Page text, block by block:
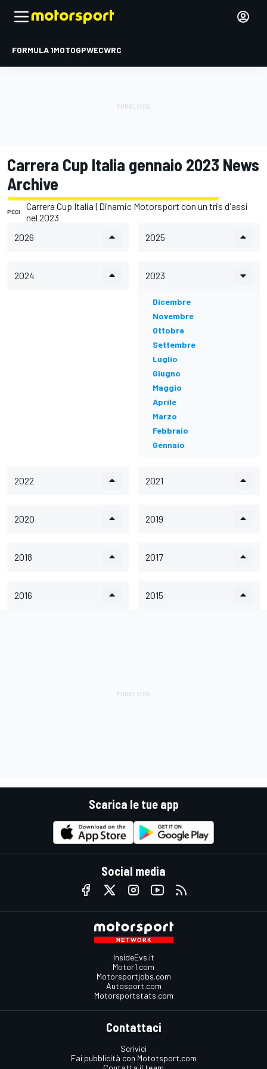
FORMULA 1MOTOGPWECWRC
Carrera Cup Italia gennaio 2023 News
Archive
PCCI
Carrera Cup Italia | Dinamic Motorsport con un tris d'assi
nel 2023
2026
2025
2024 2023
Dicembre
Novembre
Ottobre
Settembre
Luglio
Giugno
Maggio
Aprile
Marzo
Febbraio
Gennaio
2022 2021
2020 2019
2018 2017
2016 2015
Scarica le tue app
Social media
InsideEvs.it
Motor1.com
Motorsportjobs.com
Autosport.com
Motorsportstats.com
Contattaci
Scrivici
Fai pubblicità con Mototsport.com